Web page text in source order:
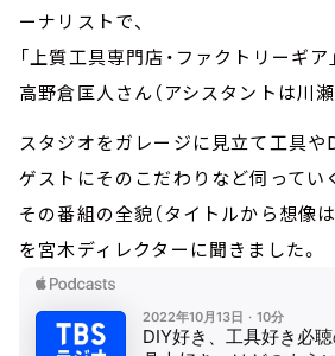
ーナリストで、
「上質工具専門店・ファクトリーギア
高野倉匡人さん（アシスタントは川瀬
スタジオをガレージに見立て工具や
ゲストにそのこだわりなど伺ってい
その番組の全貌（タイトルから想像
を宮木ディレクターに聞きました。